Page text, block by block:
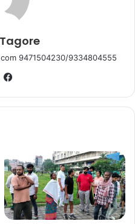
9471504230/9334804555
Facebook